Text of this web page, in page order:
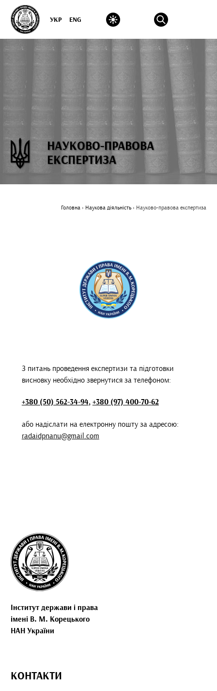
УКР ENG
НАУКОВО-ПРАВОВА
ЕКСПЕРТИЗА
Головна› Наукова діяльність› Науково-правова експертиза
З питань проведення експертизи та підготовки
висновку необхідно звернутися за телефоном:
+380 (50) 562-34-94,+380 (97) 400-70-62
або надіслати на електронну пошту за адресою:
radaidpnanu@gmail.com
Інститут держави і права
імені В. М. Корецького
НАН України
КОНТАКТИ